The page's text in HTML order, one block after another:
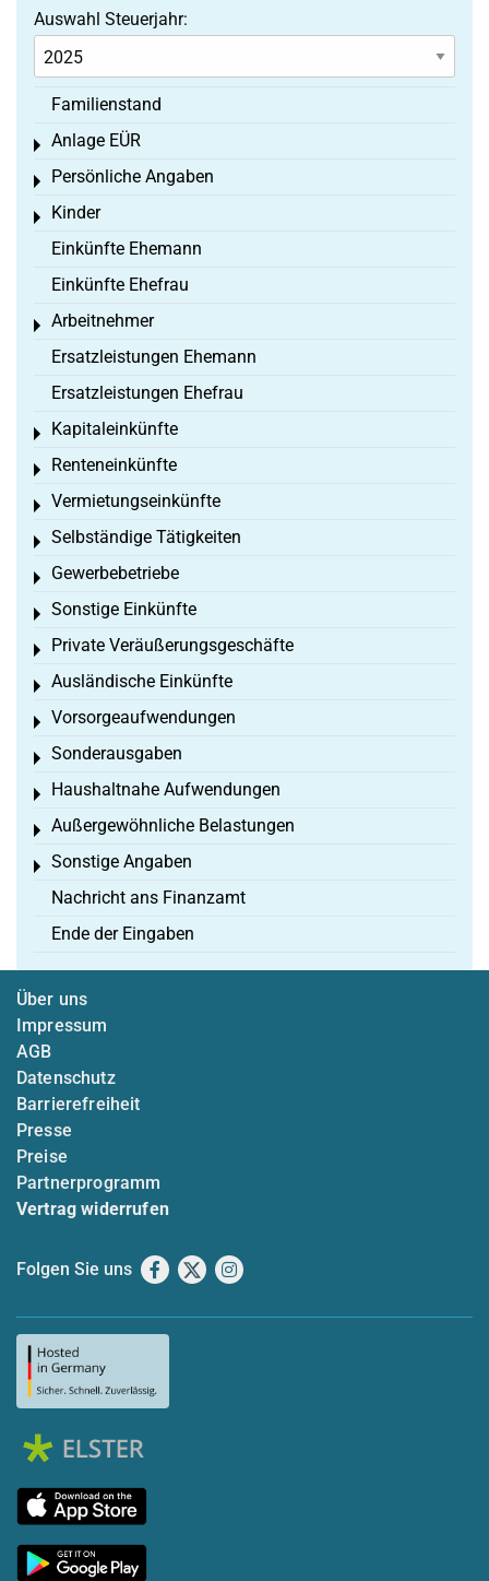
Auswahl Steuerjahr:
Familienstand
Anlage EÜR
Toggle menu
Persönliche Angaben
Toggle menu
Kinder
Toggle menu
Einkünfte Ehemann
Einkünfte Ehefrau
Arbeitnehmer
Toggle menu
Ersatzleistungen Ehemann
Ersatzleistungen Ehefrau
Kapitaleinkünfte
Toggle menu
Renteneinkünfte
Toggle menu
Vermietungseinkünfte
Toggle menu
Selbständige Tätigkeiten
Toggle menu
Gewerbebetriebe
Toggle menu
Sonstige Einkünfte
Toggle menu
Private Veräußerungsgeschäfte
Toggle menu
Ausländische Einkünfte
Toggle menu
Vorsorgeaufwendungen
Toggle menu
Sonderausgaben
Toggle menu
Haushaltnahe Aufwendungen
Toggle menu
Außergewöhnliche Belastungen
Toggle menu
Sonstige Angaben
Toggle menu
Nachricht ans Finanzamt
Ende der Eingaben
Über uns
Impressum
AGB
Datenschutz
Barrierefreiheit
Presse
Preise
Partnerprogramm
Vertrag widerrufen
Folgen Sie uns Facebook
X Instagram